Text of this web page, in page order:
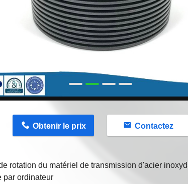
Obtenir le prix Contactez
rotation du matériel de transmission d'acier
par ordinateur